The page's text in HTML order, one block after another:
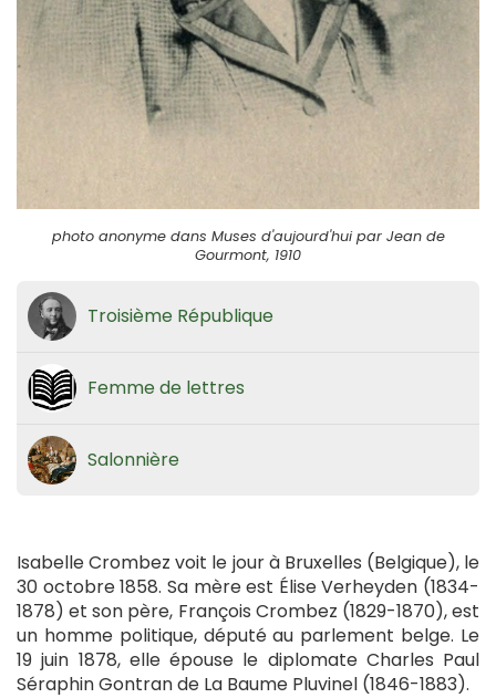
photo anonyme dans Muses d'aujourd'hui par Jean de
Gourmont, 1910
Troisième République
Femme de lettres
Salonnière
Isabelle Crombez voit le jour à Bruxelles (Belgique), le
30 octobre 1858. Sa mère est Élise Verheyden (1834-
1878) et son père, François Crombez (1829-1870), est
un homme politique, député au parlement belge. Le
19 juin 1878, elle épouse le diplomate Charles Paul
Séraphin Gontran de La Baume Pluvinel (1846-1883).